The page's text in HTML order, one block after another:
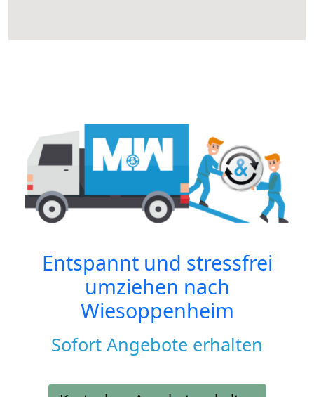
Entspannt und stressfrei
umziehen nach
Wiesoppenheim
Sofort Angebote erhalten